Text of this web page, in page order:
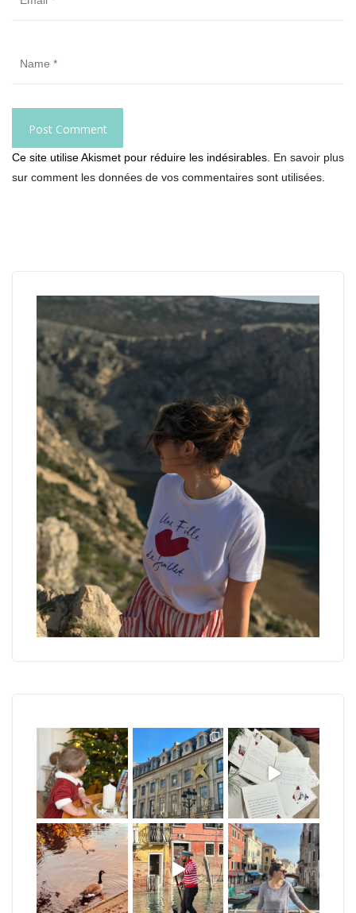
Ce site utilise Akismet pour réduire les indésirables. En savoir plus
sur comment les données de vos commentaires sont utilisées